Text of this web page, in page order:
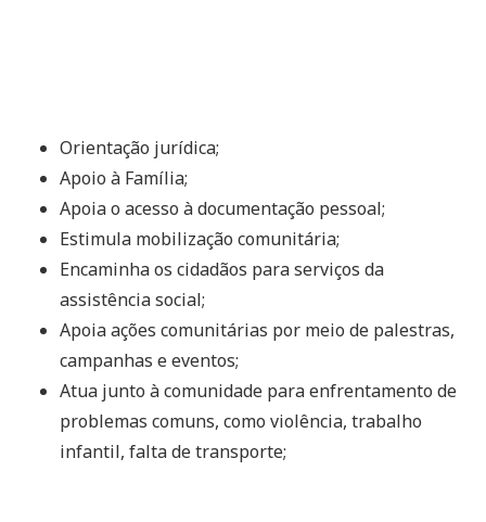
Orientação jurídica;
Apoio à Família;
Apoia o acesso à documentação pessoal;
Estimula mobilização comunitária;
Encaminha os cidadãos para serviços da
assistência social;
Apoia ações comunitárias por meio de palestras,
campanhas e eventos;
Atua junto à comunidade para enfrentamento de
problemas comuns, como violência, trabalho
infantil, falta de transporte;